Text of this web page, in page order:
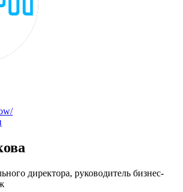
директора, руководитель бизнес-